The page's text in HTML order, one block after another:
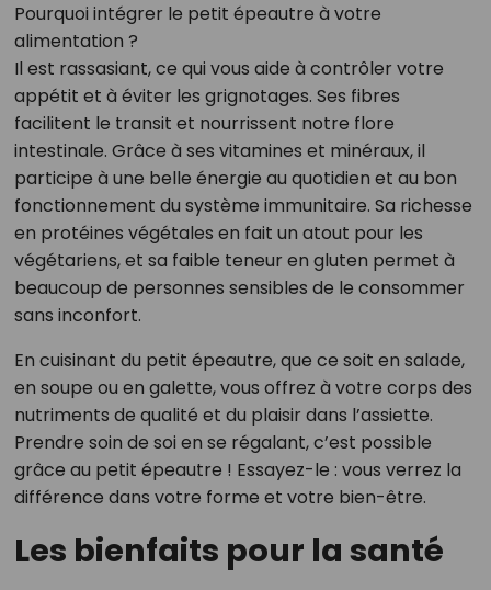
Pourquoi intégrer le petit épeautre à votre
alimentation ?
Il est rassasiant, ce qui vous aide à contrôler votre
appétit et à éviter les grignotages. Ses fibres
facilitent le transit et nourrissent notre flore
intestinale. Grâce à ses vitamines et minéraux, il
participe à une belle énergie au quotidien et au bon
fonctionnement du système immunitaire. Sa richesse
en protéines végétales en fait un atout pour les
végétariens, et sa faible teneur en gluten permet à
beaucoup de personnes sensibles de le consommer
sans inconfort.
En cuisinant du petit épeautre, que ce soit en salade,
en soupe ou en galette, vous offrez à votre corps des
nutriments de qualité et du plaisir dans l’assiette.
Prendre soin de soi en se régalant, c’est possible
grâce au petit épeautre ! Essayez-le : vous verrez la
différence dans votre forme et votre bien-être.
Les bienfaits pour la santé